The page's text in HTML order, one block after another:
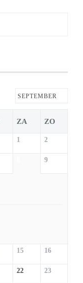
SEPTEMBER
ZA ZO
1 2
9
15 16
22 23